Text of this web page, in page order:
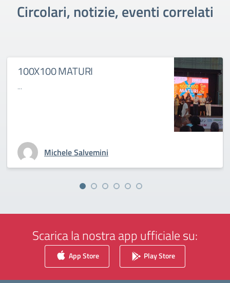
Circolari, notizie, eventi correlati
100X100 MATURI
...
Michele Salvemini
Scarica la nostra app ufficiale su:
App Store Play Store